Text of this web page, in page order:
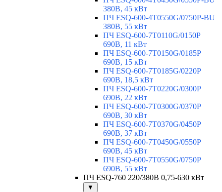
380В, 45 кВт
ПЧ ESQ-600-4T0550G/0750P-BU
380В, 55 кВт
ПЧ ESQ-600-7T0110G/0150P
690В, 11 кВт
ПЧ ESQ-600-7T0150G/0185P
690В, 15 кВт
ПЧ ESQ-600-7T0185G/0220P
690В, 18,5 кВт
ПЧ ESQ-600-7T0220G/0300P
690В, 22 кВт
ПЧ ESQ-600-7T0300G/0370P
690В, 30 кВт
ПЧ ESQ-600-7T0370G/0450P
690В, 37 кВт
ПЧ ESQ-600-7T0450G/0550P
690В, 45 кВт
ПЧ ESQ-600-7T0550G/0750P
690В, 55 кВт
ПЧ ESQ-760 220/380В 0,75-630 кВт
▼